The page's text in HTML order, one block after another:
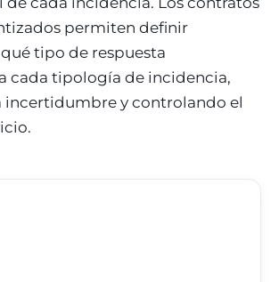
permiten definir
tipo de respuesta
cada tipología de incidencia,
incertidumbre y controlando el